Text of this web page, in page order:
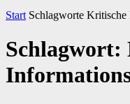
Start Schlagworte Kritische
Schlagwort: